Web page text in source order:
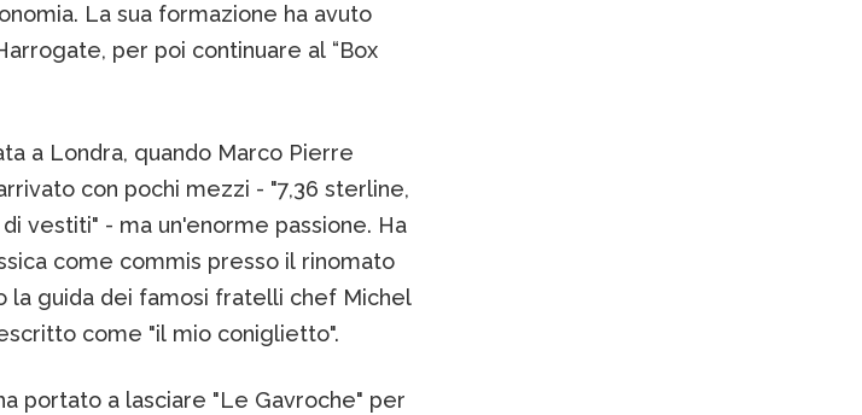
La sua formazione ha avuto
per poi continuare al “Box
a Londra, quando Marco Pierre
con pochi mezzi - "7,36 sterline,
vestiti" - ma un'enorme passione. Ha
come commis presso il rinomato
la guida dei famosi fratelli chef Michel
come "il mio coniglietto".
portato a lasciare "Le Gavroche" per